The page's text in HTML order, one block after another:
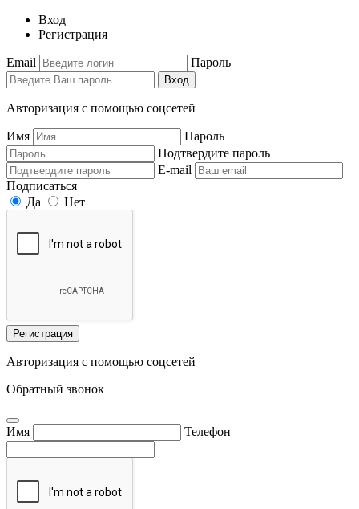
Вход
Регистрация
Email Пароль
Вход
Авторизация с помощью соцсетей
Имя
Пароль
Подтвердите пароль
E-mail
Подписаться
Да
Нет
Регистрация
Авторизация с помощью соцсетей
Обратный звонок
Имя Телефон